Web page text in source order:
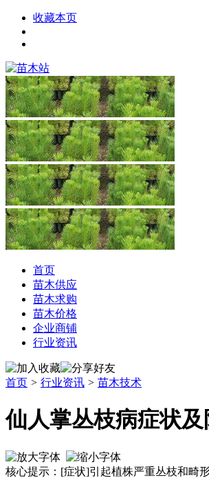
收藏本页
首页
苗木供应
苗木求购
苗木价格
企业商铺
行业资讯
首页 > 行业资讯 > 苗木技术
仙人掌丛枝病症状及
核心提示：[症状]引起植株严重丛枝和